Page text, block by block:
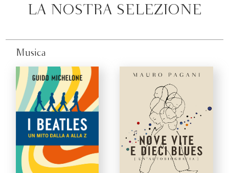
LA NOSTRA SELEZIONE
Musica